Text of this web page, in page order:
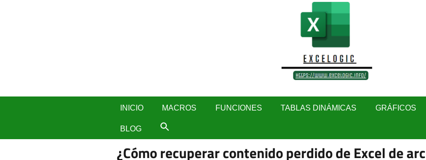
INICIO MACROS FUNCIONES TABLAS DINÁMICAS GRÁFICOS
BLOG
¿Cómo recuperar contenido perdido de Excel de